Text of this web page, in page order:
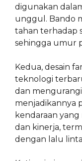
digunakan
unggul. Bando
tahan terhadap
sehingga umur
Kedua, desain
teknologi
dan mengurangi
menjadikannya
kendaraan
dan kinerja,
dengan lalu